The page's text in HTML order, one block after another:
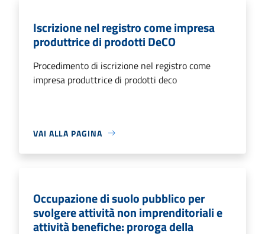
Iscrizione nel registro come impresa
produttrice di prodotti DeCO
Procedimento di iscrizione nel registro come
impresa produttrice di prodotti deco
VAI ALLA PAGINA
Occupazione di suolo pubblico per
svolgere attività non imprenditoriali e
attività benefiche: proroga della